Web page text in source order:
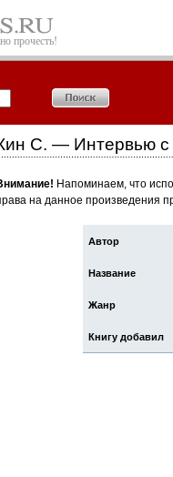
прочесть!
С. — Интервью с
Напоминаем, что
на данное произведения
Автор
Название
Жанр
Книгу добавил